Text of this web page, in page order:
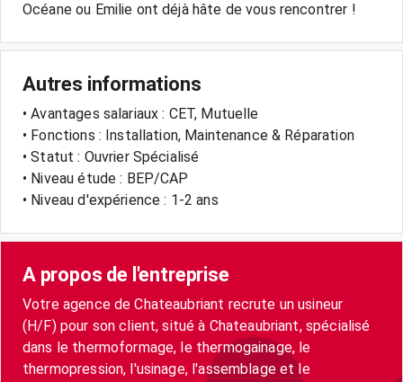
Océane ou Emilie ont déjà hâte de vous rencontrer !
Autres informations
• Avantages salariaux : CET, Mutuelle
• Fonctions : Installation, Maintenance & Réparation
• Statut : Ouvrier Spécialisé
• Niveau étude : BEP/CAP
• Niveau d'expérience : 1-2 ans
A propos de l'entreprise
Votre agence de Chateaubriant recrute un usineur
(H/F) pour son client, situé à Chateaubriant, spécialisé
dans le thermoformage, le thermogainage, le
thermopression, l'usinage, l'assemblage et le